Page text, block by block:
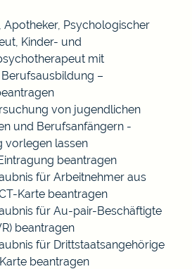
Apotheker, Psychologischer
Kinder- und
mit
–
von jugendlichen
und Berufsanfängern -
vorlegen lassen
beantragen
für Arbeitnehmer aus
Karte beantragen
für Au-pair-Beschäftigte
beantragen
für Drittstaatsangehörige
beantragen